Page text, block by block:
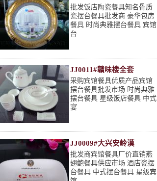
批发饭店陶瓷餐具知名骨质
瓷摆台餐具批发商 豪华包房
餐具 时尚典雅摆台餐具 宾馆
台
JJ0011#贛味楼全套
采购宾馆餐具优质产品宾馆
摆台餐具批发市场 时尚典雅
摆台餐具 星级饭店餐具 中式
宴
JJ0009#大兴安岭漠
批发商宾馆餐具厂价直销燕
翅鲍餐具供应市场 酒店瓷摆
台餐具 中式摆台餐具 星级宾